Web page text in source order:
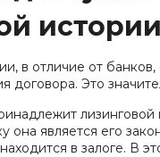
истории
в отличие от
договора. Это
лизинговой
она является его
в залоге. В